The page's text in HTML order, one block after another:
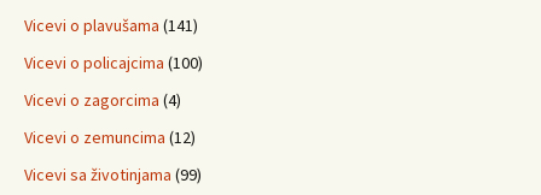
Vicevi o plavušama (141)
Vicevi o policajcima (100)
Vicevi o zagorcima (4)
Vicevi o zemuncima (12)
Vicevi sa životinjama (99)